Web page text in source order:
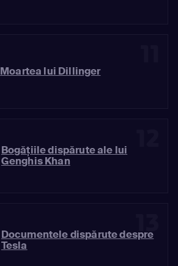
Moartea lui Dillinger
Bogățiile dispărute ale lui
Genghis Khan
Documentele dispărute despre
Tesla